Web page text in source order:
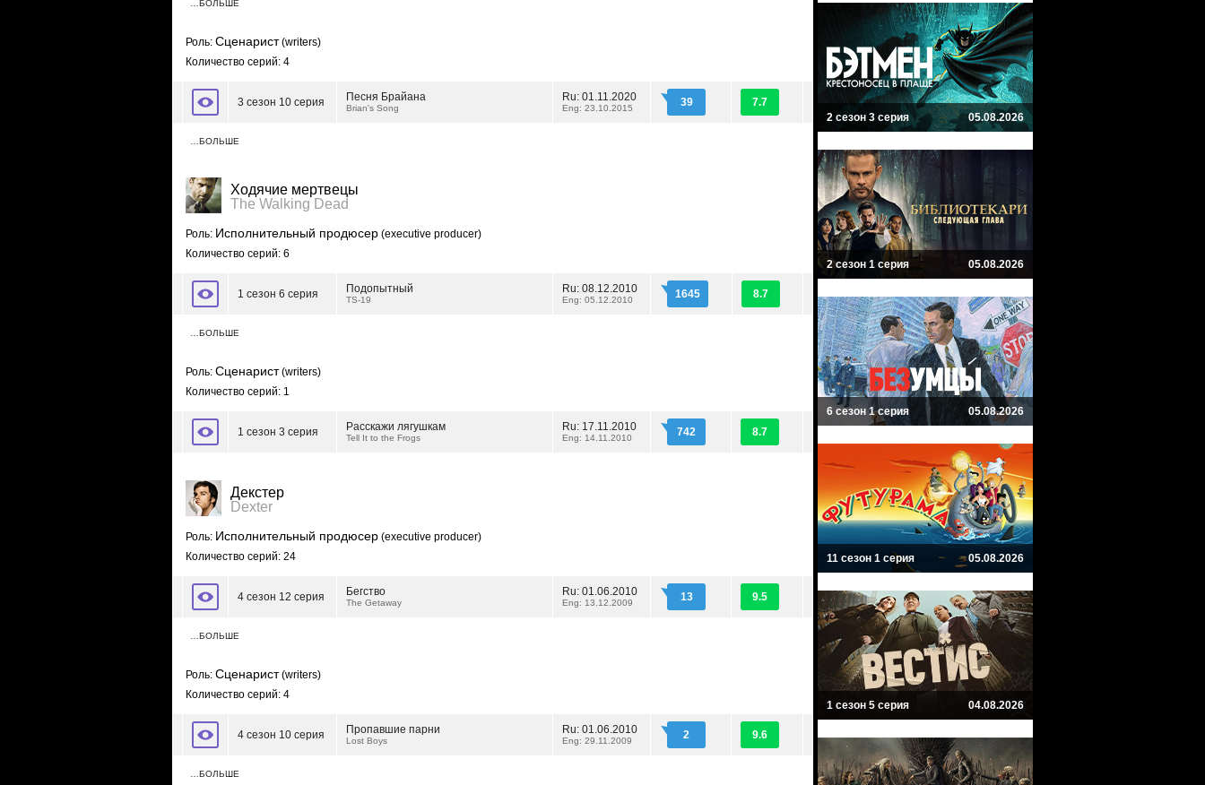
…БОЛЬШЕ
Роль: Сценарист(writers)
Количество серий: 4
3 сезон 10 серия Песня Брайана
Brian's Song
Ru: 01.11.2020
Eng: 23.10.2015 39 7.7
…БОЛЬШЕ
Ходячие мертвецы
The Walking Dead
Роль: Исполнительный продюсер (executive producer)
Количество серий: 6
1 сезон 6 серия Подопытный
TS-19
Ru: 08.12.2010
Eng: 05.12.2010 1645 8.7
…БОЛЬШЕ
Роль: Сценарист(writers)
Количество серий: 1
1 сезон 3 серия Расскажи лягушкам
Tell It to the Frogs
Ru: 17.11.2010
Eng: 14.11.2010 742 8.7
Декстер
Dexter
Роль: Исполнительный продюсер (executive producer)
Количество серий: 24
4 сезон 12 серия Бегство
The Getaway
Ru: 01.06.2010
Eng: 13.12.2009 13 9.5
…БОЛЬШЕ
Роль: Сценарист(writers)
Количество серий: 4
4 сезон 10 серия Пропавшие парни
Lost Boys
Ru: 01.06.2010
Eng: 29.11.2009 2 9.6
…БОЛЬШЕ
2 сезон 3 серия 05.08.2026
2 сезон 1 серия 05.08.2026
6 сезон 1 серия 05.08.2026
11 сезон 1 серия 05.08.2026
1 сезон 5 серия 04.08.2026